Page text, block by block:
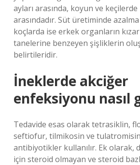
ayları arasında, koyun ve keçilerde
arasındadır. Süt üretiminde
koçlarda ise erkek organların
tanelerine benzeyen şişliklerin
belirtileridir.
İneklerde akciğer
enfeksiyonu nasıl
Tedavide esas olarak tetrasiklin,
seftiofur, tilmikosin ve
antibiyotikler kullanılır. Ek olarak,
için steroid olmayan ve steroid